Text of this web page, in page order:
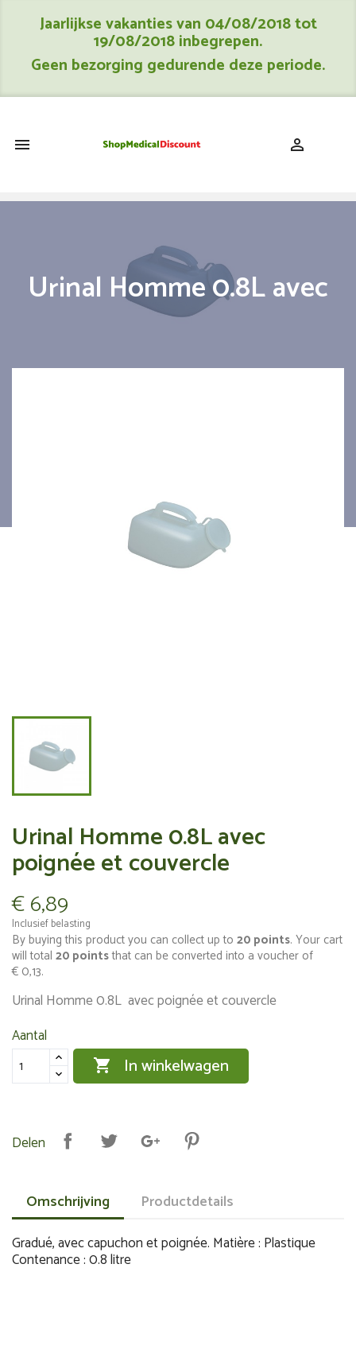
Jaarlijkse vakanties van 04/08/2018 tot
19/08/2018 inbegrepen.
Geen bezorging gedurende deze periode.
 
Urinal Homme 0.8L avec
Urinal Homme 0.8L avec
poignée et couvercle
€ 6,89
Inclusief belasting
By buying this product you can collect up to 20 points. Your cart
will total 20 pointsthat can be converted into a voucher of
€ 0,13.
Urinal Homme 0.8L avec poignée et couvercle
Aantal
 In winkelwagen
Delen
Omschrijving Productdetails
Gradué, avec capuchon et poignée. Matière : Plastique
Contenance : 0.8 litre